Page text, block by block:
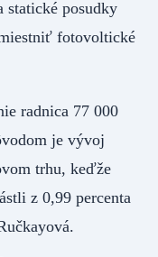
statické posudky
fotovoltické
radnica 77 000
je vývoj
trhu, keďže
z 0,99 percenta